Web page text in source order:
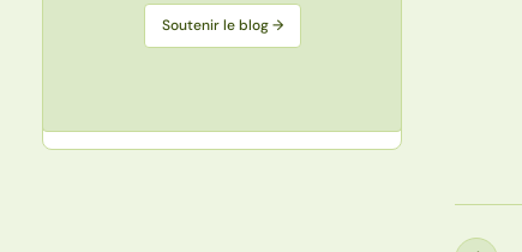
Soutenir le blog →